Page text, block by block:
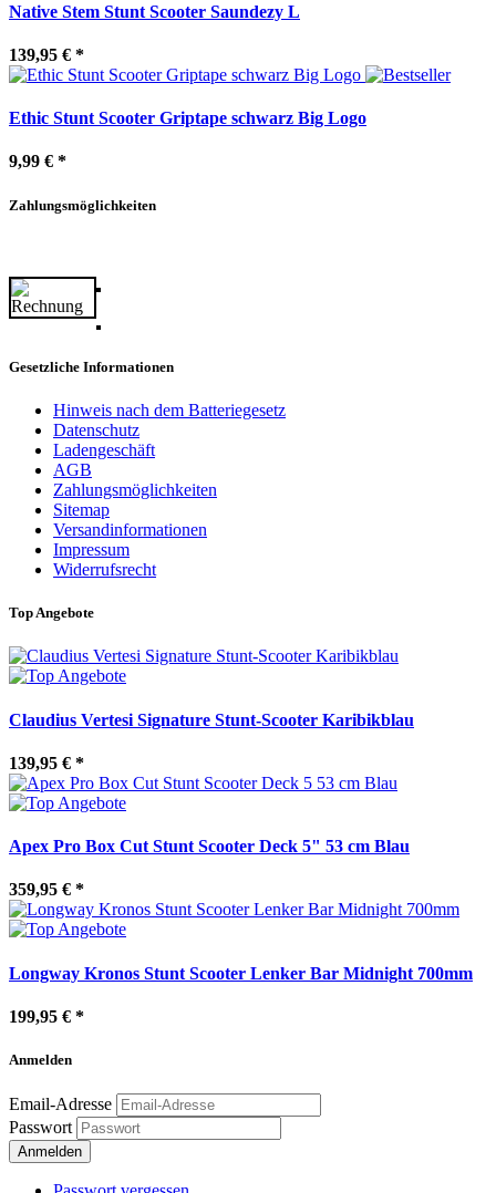
Native Stem Stunt Scooter Saundezy L
139,95 € *
Ethic Stunt Scooter Griptape schwarz Big Logo
9,99 € *
Zahlungsmöglichkeiten
Gesetzliche Informationen
Hinweis nach dem Batteriegesetz
Datenschutz
Ladengeschäft
AGB
Zahlungsmöglichkeiten
Sitemap
Versandinformationen
Impressum
Widerrufsrecht
Top Angebote
Claudius Vertesi Signature Stunt-Scooter Karibikblau
139,95 € *
Apex Pro Box Cut Stunt Scooter Deck 5" 53 cm Blau
359,95 € *
Longway Kronos Stunt Scooter Lenker Bar Midnight 700mm
199,95 € *
Anmelden
Email-Adresse
Passwort